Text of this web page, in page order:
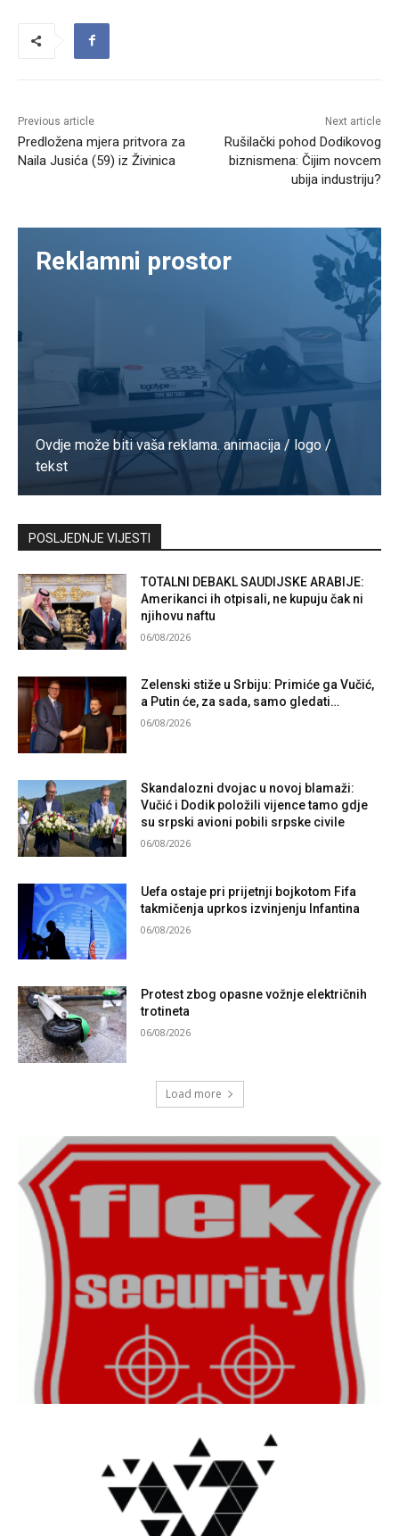
Previous article
Predložena mjera pritvora za
Naila Jusića (59) iz Živinica
Next article
Rušilački pohod Dodikovog
biznismena: Čijim novcem
ubija industriju?
Reklamni prostor
Ovdje može biti vaša reklama. animacija / logo /
tekst
Kontaktirajte nas
POSLJEDNJE VIJESTI
TOTALNI DEBAKL SAUDIJSKE ARABIJE:
Amerikanci ih otpisali, ne kupuju čak ni
njihovu naftu
06/08/2026
Zelenski stiže u Srbiju: Primiće ga Vučić,
a Putin će, za sada, samo gledati…
06/08/2026
Skandalozni dvojac u novoj blamaži:
Vučić i Dodik položili vijence tamo gdje
su srpski avioni pobili srpske civile
06/08/2026
Uefa ostaje pri prijetnji bojkotom Fifa
takmičenja uprkos izvinjenju Infantina
06/08/2026
Protest zbog opasne vožnje električnih
trotineta
06/08/2026
Load more